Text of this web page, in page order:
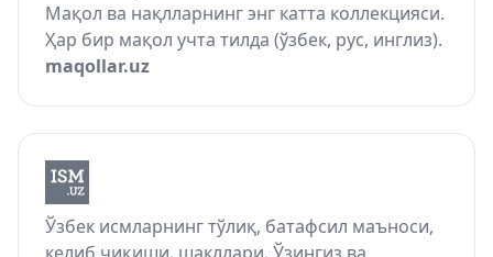
Мақол ва нақлларнинг энг катта коллекцияси.
Ҳар бир мақол учта тилда (ўзбек, рус, инглиз).
maqollar.uz
Ўзбек исмларнинг тўлиқ, батафсил маъноси,